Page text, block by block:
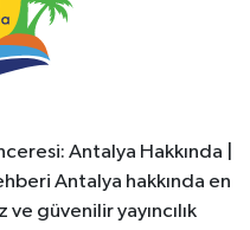
Antalya Hakkında |
Antalya hakkında en
güvenilir yayıncılık